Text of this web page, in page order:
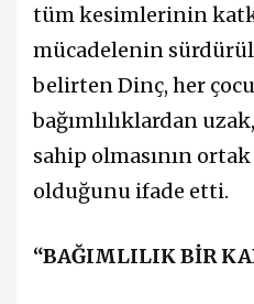
tüm kesimlerinin
mücadelenin
belirten Dinç, her
bağımlılıklardan
sahip olmasının
olduğunu ifade etti.
“BAĞIMLILIK BİR